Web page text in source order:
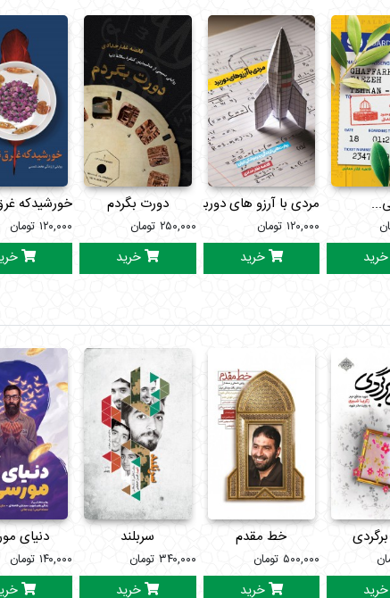
خرید
مردی با آرزو های دوربرد
۱۲۰,۰۰۰ تومان
خرید
دورت بگردم
۲۵۰,۰۰۰ تومان
خرید
خورشیدکه
۱۲۰,۰۰۰ تومان
خرید
خط مقدم
۵۰۰,۰۰۰ تومان
خرید
سربلند
۳۴۰,۰۰۰ تومان
خرید
دنیای
۱۴۰,۰۰۰ تومان